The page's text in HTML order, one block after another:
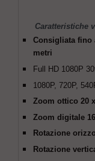
Caratteristiche
Consigliata fino
metri
Full HD 1080P
1080P, 720P,
Zoom ottico 20 x
Zoom digitale
Rotazione
Rotazione